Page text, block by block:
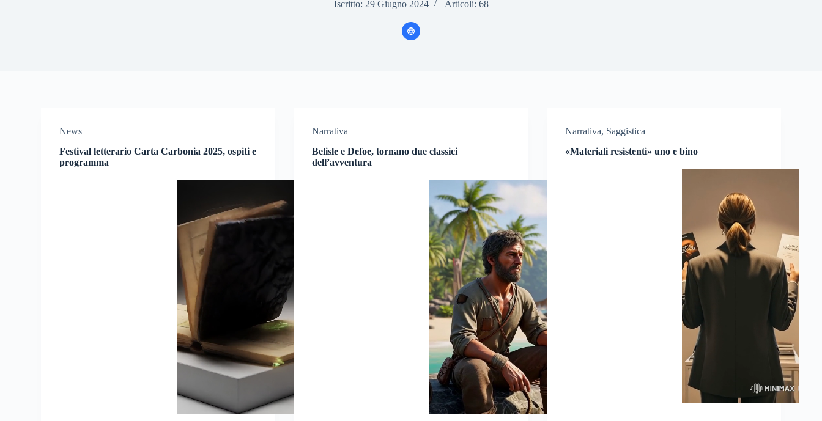
Iscritto: 29 Giugno 2024 Articoli: 68
News
Festival letterario Carta Carbonia 2025, ospiti e
programma
Narrativa
Belisle e Defoe, tornano due classici
dell’avventura
Narrativa, Saggistica
«Materiali resistenti» uno e bino